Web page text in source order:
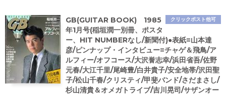
クリックポスト他可
GB(GUITAR BOOK) 1985
年1月号(稲垣潤一別冊、ポスタ
ー、HIT NUMBERなし/新聞付)●表紙=山本達
彦/ピンナップ・インタビュー=チャゲ＆飛鳥/ア
ルフィー/オフコース/大沢誉志幸/浜田省吾/佐野
元春/大江千里/尾崎豊/白井貴子/安全地帯/沢田聖
子/松山千春/クリスティ/甲斐バンド/さだまさし/
杉山清貴＆オメガトライブ/吉川晃司/サザンオー